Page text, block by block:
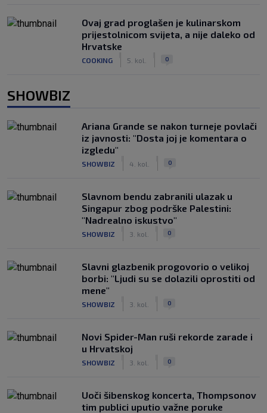
Ovaj grad proglašen je kulinarskom
prijestolnicom svijeta, a nije daleko od
Hrvatske
COOKING 5. kol. 0
SHOWBIZ
Ariana Grande se nakon turneje povlači
iz javnosti: "Dosta joj je komentara o
izgledu"
SHOWBIZ 4. kol. 0
Slavnom bendu zabranili ulazak u
Singapur zbog podrške Palestini:
"Nadrealno iskustvo"
SHOWBIZ 3. kol. 0
Slavni glazbenik progovorio o velikoj
borbi: "Ljudi su se dolazili oprostiti od
mene"
SHOWBIZ 3. kol. 0
Novi Spider-Man ruši rekorde zarade i
u Hrvatskoj
SHOWBIZ 3. kol. 0
Uoči šibenskog koncerta, Thompsonov
tim publici uputio važne poruke